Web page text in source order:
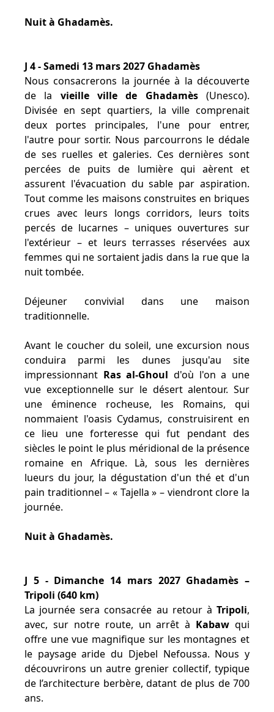
Nuit à Ghadamès.
J 4 - Samedi 13 mars 2027 Ghadamès
Nous consacrerons la journée à la découverte
de la vieille ville de Ghadamès(Unesco).
Divisée en sept quartiers, la ville comprenait
deux portes principales, l'une pour entrer,
l'autre pour sortir. Nous parcourrons le dédale
de ses ruelles et galeries. Ces dernières sont
percées de puits de lumière qui aèrent et
assurent l'évacuation du sable par aspiration.
Tout comme les maisons construites en briques
crues avec leurs longs corridors, leurs toits
percés de lucarnes – uniques ouvertures sur
l'extérieur – et leurs terrasses réservées aux
femmes qui ne sortaient jadis dans la rue que la
nuit tombée.
Déjeuner convivial dans une maison
traditionnelle.
Avant le coucher du soleil, une excursion nous
conduira parmi les dunes jusqu'au site
impressionnant Ras al-Ghoul d'où l'on a une
vue exceptionnelle sur le désert alentour. Sur
une éminence rocheuse, les Romains, qui
nommaient l'oasis Cydamus, construisirent en
ce lieu une forteresse qui fut pendant des
siècles le point le plus méridional de la présence
romaine en Afrique. Là, sous les dernières
lueurs du jour, la dégustation d'un thé et d'un
pain traditionnel – « Tajella » – viendront clore la
journée.
Nuit à Ghadamès.
J 5 - Dimanche 14 mars 2027 Ghadamès –
Tripoli (640 km)
La journée sera consacrée au retour à Tripoli,
avec, sur notre route, un arrêt à Kabaw qui
offre une vue magnifique sur les montagnes et
le paysage aride du Djebel Nefoussa. Nous y
découvrirons un autre grenier collectif, typique
de l’architecture berbère, datant de plus de 700
ans.